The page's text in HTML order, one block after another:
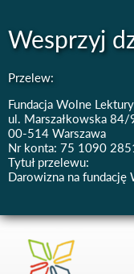
Wesprzyj
Przelew:
Fundacja Wolne Lektury
ul. Marszałkowska
00-514 Warszawa
Nr konta: 75 1090
Tytuł przelewu:
Darowizna na fundację